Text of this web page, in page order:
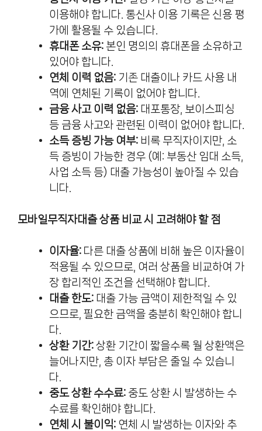
이용해야 합니다. 통신사 이용 기록은 신용 평
가에 활용될 수 있습니다.
휴대폰 소유: 본인 명의의 휴대폰을 소유하고
있어야 합니다.
연체 이력 없음: 기존 대출이나 카드 사용 내
역에 연체된 기록이 없어야 합니다.
금융 사고 이력 없음: 대포통장, 보이스피싱
등 금융 사고와 관련된 이력이 없어야 합니다.
소득 증빙 가능 여부: 비록 무직자이지만, 소
득 증빙이 가능한 경우 (예: 부동산 임대 소득,
사업 소득 등) 대출 가능성이 높아질 수 있습
니다.
모바일무직자대출 상품 비교 시 고려해야 할 점
이자율: 다른 대출 상품에 비해 높은 이자율이
적용될 수 있으므로, 여러 상품을 비교하여 가
장 합리적인 조건을 선택해야 합니다.
대출 한도: 대출 가능 금액이 제한적일 수 있
으므로, 필요한 금액을 충분히 확인해야 합니
다.
상환 기간: 상환 기간이 짧을수록 월 상환액은
늘어나지만, 총 이자 부담은 줄일 수 있습니
다.
중도 상환 수수료: 중도 상환 시 발생하는 수
수료를 확인해야 합니다.
연체 시 불이익: 연체 시 발생하는 이자와 추